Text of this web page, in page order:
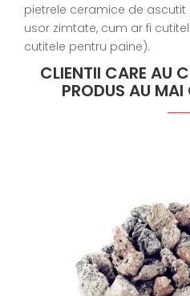
pietrele ceramice de
usor zimtate, cum ar fi
cutitele pentru paine).
CLIENTII CARE AU
PRODUS AU